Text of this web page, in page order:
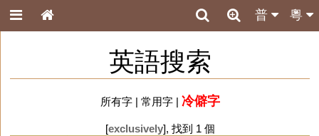
粵
普
英語搜索
所有字| 常用字| 冷僻字
[exclusively], 找到 1 個